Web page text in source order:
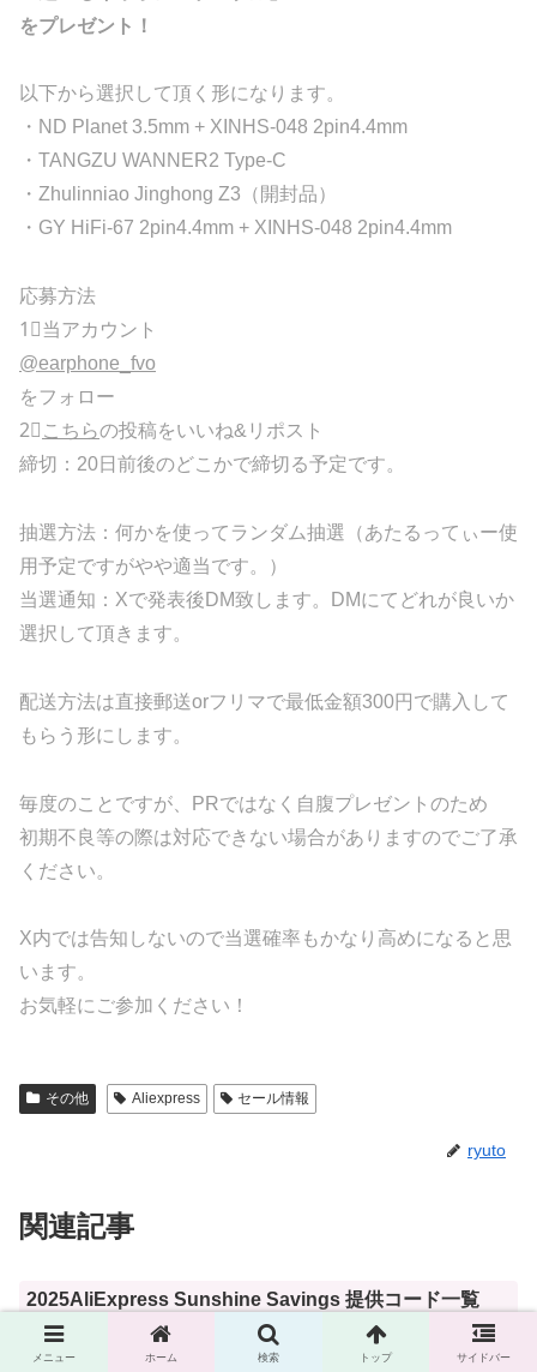
をプレゼント！
以下から選択して頂く形になります。
・ND Planet 3.5mm + XINHS-048 2pin4.4mm
・TANGZU WANNER2 Type-C
・Zhulinniao Jinghong Z3（開封品）
・GY HiFi-67 2pin4.4mm + XINHS-048 2pin4.4mm
応募方法
1⃣当アカウント
@earphone_fvo
をフォロー
2⃣ こちらの投稿をいいね&リポスト
締切：20日前後のどこかで締切る予定です。
抽選方法：何かを使ってランダム抽選（あたるってぃー使
用予定ですがやや適当です。）
当選通知：Xで発表後DM致します。DMにてどれが良いか
選択して頂きます。
配送方法は直接郵送orフリマで最低金額300円で購入して
もらう形にします。
毎度のことですが、PRではなく自腹プレゼントのため
初期不良等の際は対応できない場合がありますのでご了承
ください。
X内では告知しないので当選確率もかなり高めになると思
います。
お気軽にご参加ください！
その他 Aliexpress セール情報
ryuto
関連記事
2025AliExpress Sunshine Savings 提供コード一覧
Sunshine Savings（新緑セール）まとめページはこちら当ページの
リンクはプロモーションを含みます。ドル円145円換算で表示してい
ます。Googleスプレッドシート詳細版はこちら目次 AliExpress様提
メニュー ホーム 検索 トップ サイドバー